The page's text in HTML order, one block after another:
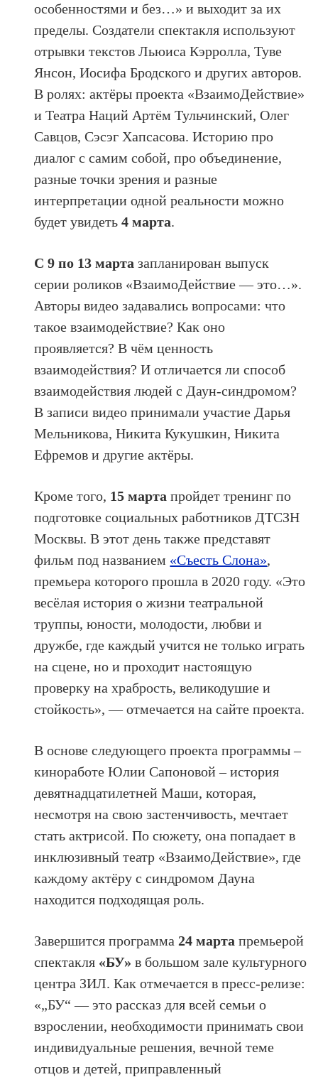
особенностями и без…» и выходит за их
пределы. Создатели спектакля используют
отрывки текстов Льюиса Кэрролла, Туве
Янсон, Иосифа Бродского и других авторов.
В ролях: актёры проекта «ВзаимоДействие»
и Театра Наций Артём Тульчинский, Олег
Савцов, Сэсэг Хапсасова. Историю про
диалог с самим собой, про объединение,
разные точки зрения и разные
интерпретации одной реальности можно
будет увидеть4 марта.
С 9 по 13 марта запланирован выпуск
серии роликов «ВзаимоДействие — это…».
Авторы видео задавались вопросами: что
такое взаимодействие? Как оно
проявляется? В чём ценность
взаимодействия? И отличается ли способ
взаимодействия людей с Даун-синдромом?
В записи видео принимали участие Дарья
Мельникова, Никита Кукушкин, Никита
Ефремов и другие актёры.
Кроме того, 15 марта пройдет тренинг по
подготовке социальных работников ДТСЗН
Москвы. В этот день также представят
фильм под названием «Съесть Слона»,
премьера которого прошла в 2020 году. «Это
весёлая история о жизни театральной
труппы, юности, молодости, любви и
дружбе, где каждый учится не только играть
на сцене, но и проходит настоящую
проверку на храбрость, великодушие и
стойкость», — отмечается на сайте проекта.
В основе следующего проекта программы –
киноработе Юлии Сапоновой – история
девятнадцатилетней Маши, которая,
несмотря на свою застенчивость, мечтает
стать актрисой. По сюжету, она попадает в
инклюзивный театр «ВзаимоДействие», где
каждому актёру с синдромом Дауна
находится подходящая роль.
Завершится программа24 марта премьерой
спектакля «БУ» в большом зале культурного
центра ЗИЛ. Как отмечается в пресс-релизе:
«„БУ“ — это рассказ для всей семьи о
взрослении, необходимости принимать свои
индивидуальные решения, вечной теме
отцов и детей, приправленный